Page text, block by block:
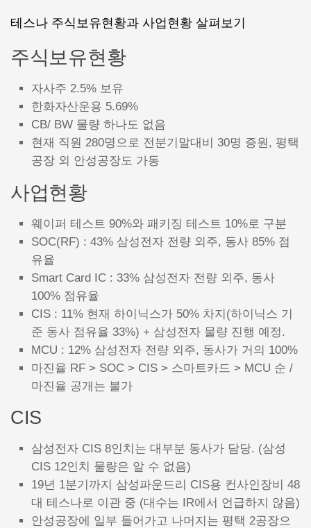
테스나 주식보유현황과 사업현황 살펴보기
주식보유현황
자사주 2.5% 보유
한화자산운용 5.69%
CB/ BW 물량 하나도 없음
현재 직원 280명으로 전분기말대비 30명 증원, 평택
공장 외 안성공장도 가동
사업현황
웨이퍼 테스트 90%와 패키징 테스트 10%로 구분
SOC(RF) : 43% 삼성전자 전량 외주, 동사 85% 점
유율
Smart Card IC : 33% 삼성전자 전량 외주, 동사
100% 점유율
CIS : 11% 현재 하이닉스가 50% 차지(하이닉스 기
준 동사 점유율 33%) + 삼성전자 물량 진행 예정.
MCU : 12% 삼성전자 전량 외주, 동사가 거의 100%
마진율 RF > SOC > CIS > 스마트카드 > MCU 순 /
마진율 공개는 불가
CIS
삼성전자 CIS 8인치는 대부분 동사가 담당. (삼성
CIS 12인치 물량은 알 수 없음)
19년 1분기까지 삼성파운드리 CIS용 컨사인장비 48
대 테스나로 이관 중 (대수는 IR에서 언급하지 않음)
안성공장에 일부 들어가고 나머지는 평택 2공장으